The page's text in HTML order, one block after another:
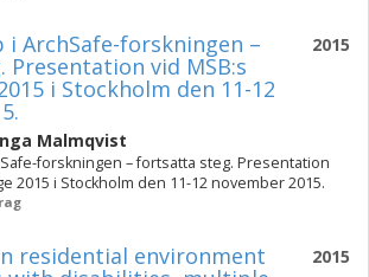
2015
i ArchSafe-forskningen –
vid MSB:s
i Stockholm den 11-12
Malmqvist
forskningen – fortsatta steg. Presentation
2015 i Stockholm den 11-12 november 2015.
2015
residential environment